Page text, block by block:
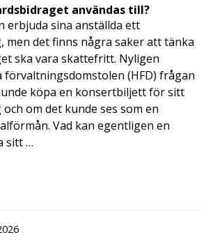
användas till?
erbjuda sina anställda ett
men det finns några saker att tänka
ska vara skattefritt. Nyligen
förvaltningsdomstolen (HFD) frågan
köpa en konsertbiljett för sitt
om det kunde ses som en
Vad kan egentligen en
sitt …